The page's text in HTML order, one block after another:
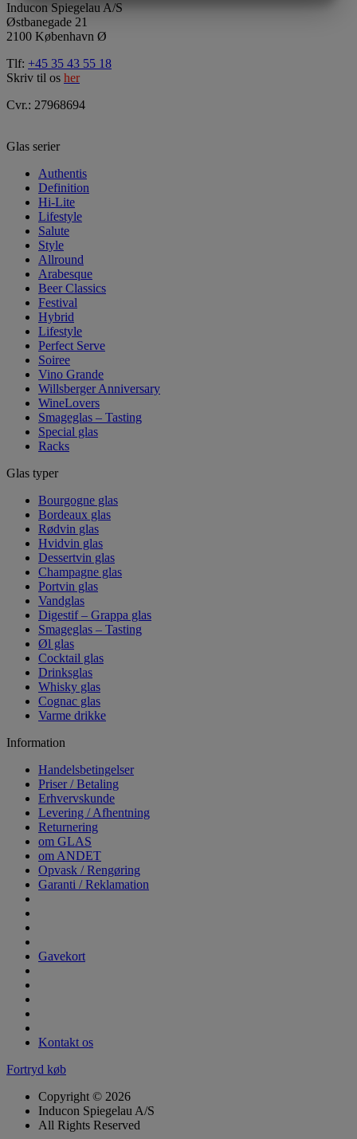
Inducon Spiegelau A/S
Østbanegade 21
2100 København Ø
Tlf: +45 35 43 55 18
Skriv til os her
Cvr.: 27968694
Glas serier
Authentis
Definition
Hi-Lite
Lifestyle
Salute
Style
Allround
Arabesque
Beer Classics
Festival
Hybrid
Lifestyle
Perfect Serve
Soiree
Vino Grande
Willsberger Anniversary
WineLovers
Smageglas – Tasting
Special glas
Racks
Glas typer
Bourgogne glas
Bordeaux glas
Rødvin glas
Hvidvin glas
Dessertvin glas
Champagne glas
Portvin glas
Vandglas
Digestif – Grappa glas
Smageglas – Tasting
Øl glas
Cocktail glas
Drinksglas
Whisky glas
Cognac glas
Varme drikke
Information
Handelsbetingelser
Priser / Betaling
Erhvervskunde
Levering / Afhentning
Returnering
om GLAS
om ANDET
Opvask / Rengøring
Garanti / Reklamation
Gavekort
Kontakt os
Fortryd køb
Copyright © 2026
Inducon Spiegelau A/S
All Rights Reserved
MARKETING